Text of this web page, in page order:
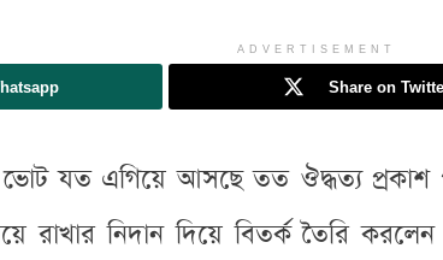
ADVERTISEMENT
Share on
যত এগিয়ে আসছে তত ঔদ্ধত্য প্রকাশ
রাখার নিদান দিয়ে বিতর্ক তৈরি